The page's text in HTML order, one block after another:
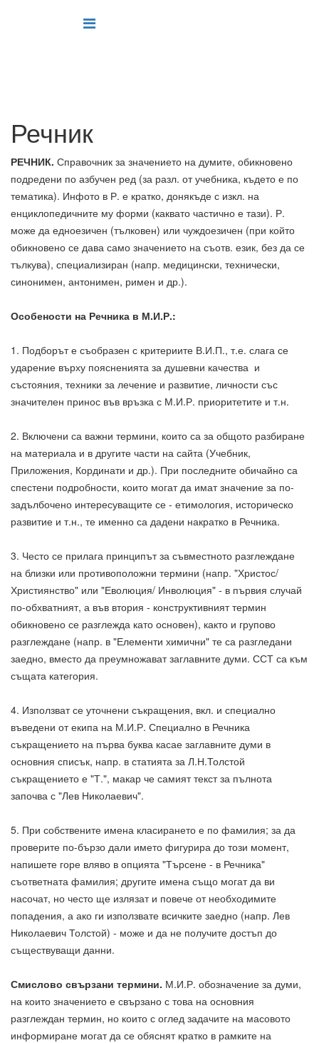
Речник
РЕЧНИК. Справочник за значението на думите, обикновено
подредени по азбучен ред (за разл. от учебника, където е по
тематика). Инфото в Р. е кратко, донякъде с изкл. на
енциклопедичните му форми (каквато частично е тази). Р.
може да едноезичен (тълковен) или чуждоезичен (при който
обикновено се дава само значението на съотв. език, без да се
тълкува), специализиран (напр. медицински, технически,
синонимен, антонимен, римен и др.).
Особености на Речника в М.И.Р.:
1. Подборът е съобразен с критериите В.И.П., т.е. слага се
ударение върху поясненията за душевни качества и
състояния, техники за лечение и развитие, личности със
значителен принос във връзка с М.И.Р. приоритетите и т.н.
2. Включени са важни термини, които са за общото разбиране
на материала и в другите части на сайта (Учебник,
Приложения, Кординати и др.). При последните обичайно са
спестени подробности, които могат да имат значение за по-
задълбочено интересуващите се - етимология, историческо
развитие и т.н., те именно са дадени накратко в Речника.
3. Често се прилага принципът за съвместното разглеждане
на близки или противоположни термини (напр. "Христос/
Християнство" или "Еволюция/ Инволюция" - в първия случай
по-обхватният, а във втория - конструктивният термин
обикновено се разглежда като основен), както и групово
разглеждане (напр. в "Елементи химични" те са разгледани
заедно, вместо да преумножават заглавните думи. ССТ са към
същата категория.
4. Използват се уточнени съкращения, вкл. и специално
въведени от екипа на М.И.Р. Специално в Речника
съкращението на първа буква касае заглавните думи в
основния списък, напр. в статията за Л.Н.Толстой
съкращението е "Т.", макар че самият текст за пълнота
започва с "Лев Николаевич".
5. При собствените имена класирането е по фамилия; за да
проверите по-бързо дали името фигурира до този момент,
напишете горе вляво в опцията "Търсене - в Речника"
съответната фамилия; другите имена също могат да ви
насочат, но често ще излязат и повече от необходимите
попадения, а ако ги използвате всичките заедно (напр. Лев
Николаевич Толстой) - може и да не получите достъп до
съществуващи данни.
Смислово свързани термини. М.И.Р. обозначение за думи,
на които значението е свързано с това на основния
разглеждан термин, но които с оглед задачите на масовото
информиране могат да се обяснят кратко в рамките на